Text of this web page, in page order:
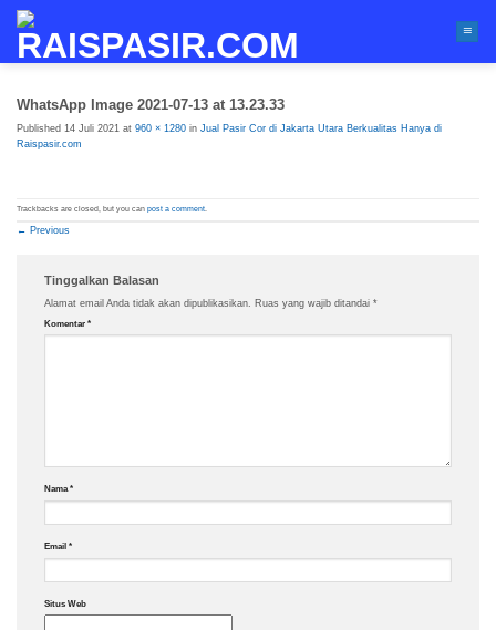
content
WhatsApp Image 2021-07-13 at 13.23.33
Published 14 Juli 2021 at 960 × 1280 in Jual Pasir Cor di Jakarta Utara Berkualitas Hanya di
Raispasir.com
Trackbacks are closed, but you can post a comment.
← Previous
Tinggalkan Balasan
Alamat email Anda tidak akan dipublikasikan. Ruas yang wajib ditandai *
Komentar *
Nama*
Email *
Situs Web